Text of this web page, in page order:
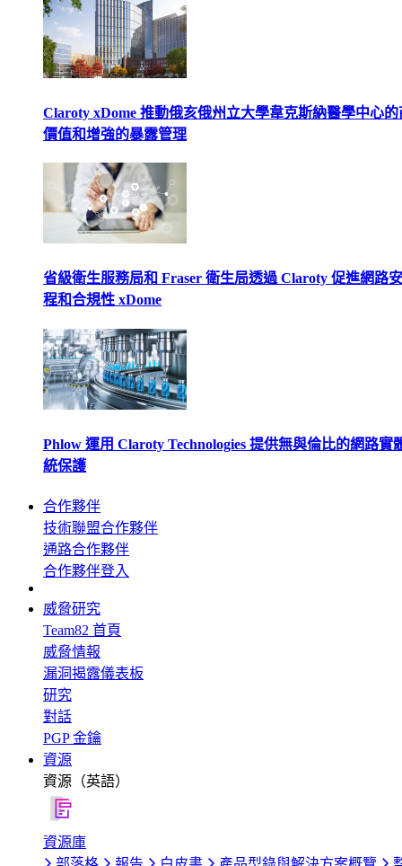
Claroty xDome 推動俄亥俄州立大學韋克斯納醫學中心的
價值和增強的暴露管理
省級衛生服務局和 Fraser 衛生局透過 Claroty 促進網路
程和合規性 xDome
Phlow 運用 Claroty Technologies 提供無與倫比的網路實
統保護
合作夥伴
技術聯盟合作夥伴
通路合作夥伴
合作夥伴登入
威脅研究
Team82 首頁
威脅情報
漏洞揭露儀表板
研究
對話
PGP 金鑰
資源
資源（英語）
資源庫